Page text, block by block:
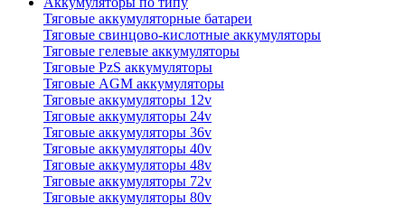
Тяговые аккумуляторные батареи
Тяговые свинцово-кислотные аккумуляторы
Тяговые гелевые аккумуляторы
Тяговые PzS аккумуляторы
Тяговые AGM аккумуляторы
Тяговые аккумуляторы 12v
Тяговые аккумуляторы 24v
Тяговые аккумуляторы 36v
Тяговые аккумуляторы 40v
Тяговые аккумуляторы 48v
Тяговые аккумуляторы 72v
Тяговые аккумуляторы 80v